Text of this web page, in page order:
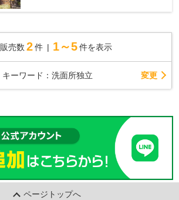
販売数 2 件 1～5 件を表示
キーワード：洗面所独立 変更
ページトップへ